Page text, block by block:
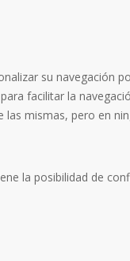
su navegación
facilitar la
mismas, pero en
la posibilidad de